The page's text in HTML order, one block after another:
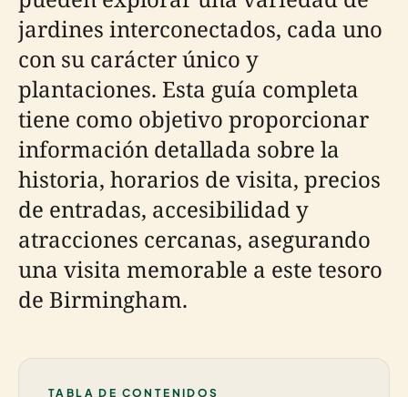
jardines interconectados, cada uno
con su carácter único y
plantaciones. Esta guía completa
tiene como objetivo proporcionar
información detallada sobre la
historia, horarios de visita, precios
de entradas, accesibilidad y
atracciones cercanas, asegurando
una visita memorable a este tesoro
de Birmingham.
TABLA DE CONTENIDOS